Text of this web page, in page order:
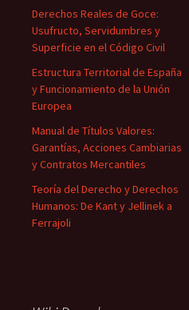
Derechos Reales de Goce:
Usufructo, Servidumbres y
Superficie en el Código Civil
Estructura Territorial de España
y Funcionamiento de la Unión
Europea
Manual de Títulos Valores:
Garantías, Acciones Cambiarias
y Contratos Mercantiles
Teoría del Derecho y Derechos
Humanos: De Kant y Jellinek a
Ferrajoli